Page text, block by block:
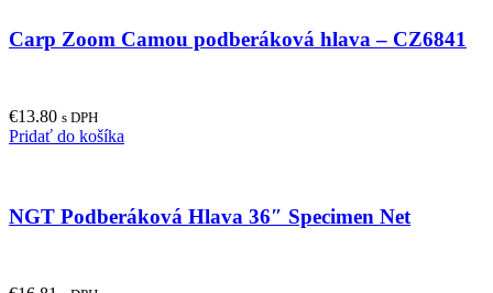
Carp Zoom Camou podberáková hlava – CZ6841
€13.80 s DPH
Pridať do košíka
NGT Podberáková Hlava 36″ Specimen Net